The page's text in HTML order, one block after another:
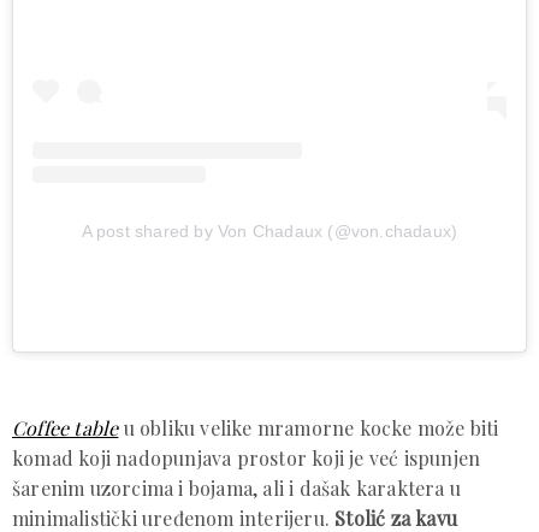
A post shared by Von Chadaux (@von.chadaux)
Coffee tableu obliku velike mramorne kocke može biti
komad koji nadopunjava prostor koji je već ispunjen
šarenim uzorcima i bojama, ali i dašak karaktera u
minimalistički uređenom interijeru. Stolić za kavu